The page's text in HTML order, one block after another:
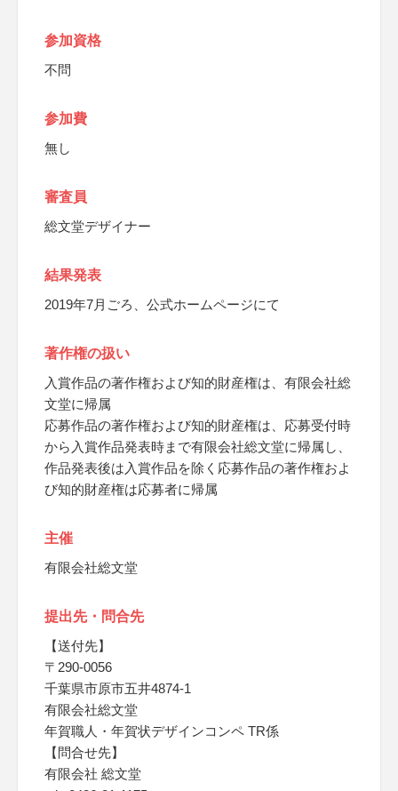
参加資格
不問
参加費
無し
審査員
総文堂デザイナー
結果発表
2019年7月ごろ、公式ホームページにて
著作権の扱い
入賞作品の著作権および知的財産権は、有限会社総
文堂に帰属
応募作品の著作権および知的財産権は、応募受付時
から入賞作品発表時まで有限会社総文堂に帰属し、
作品発表後は入賞作品を除く応募作品の著作権およ
び知的財産権は応募者に帰属
主催
有限会社総文堂
提出先・問合先
【送付先】
〒290-0056
千葉県市原市五井4874-1
有限会社総文堂
年賀職人・年賀状デザインコンペ TR係
【問合せ先】
有限会社 総文堂